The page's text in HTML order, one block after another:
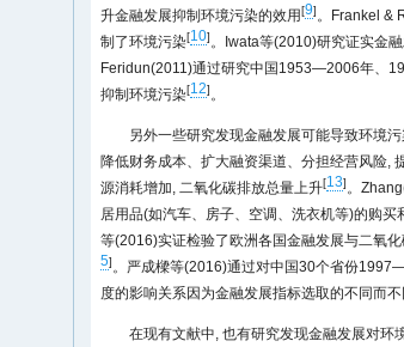
升金融发展抑制环境污染的效用[9]。Frankel &
制了环境污染[10]。Iwata等(2010)研究证实金
Feridun(2011)通过研究中国1953—2006年、
抑制环境污染[12]。
另外一些研究发现金融发展可能导致环境
降低财务成本、扩大融资渠道、分担经营风险,
源消耗增加, 二氧化碳排放总量上升[13]。
居用品(如汽车、房子、空调、洗衣机等)的购
等(2016)实证检验了欧洲各国金融发展与二氧
5]。严成樑等(2016)通过对中国30个省份
度的影响关系因为金融发展指标选取的不同而
在现有文献中, 也有研究发现金融发展对环